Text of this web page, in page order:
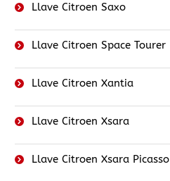
Llave Citroen Saxo
Llave Citroen Space Tourer
Llave Citroen Xantia
Llave Citroen Xsara
Llave Citroen Xsara Picasso